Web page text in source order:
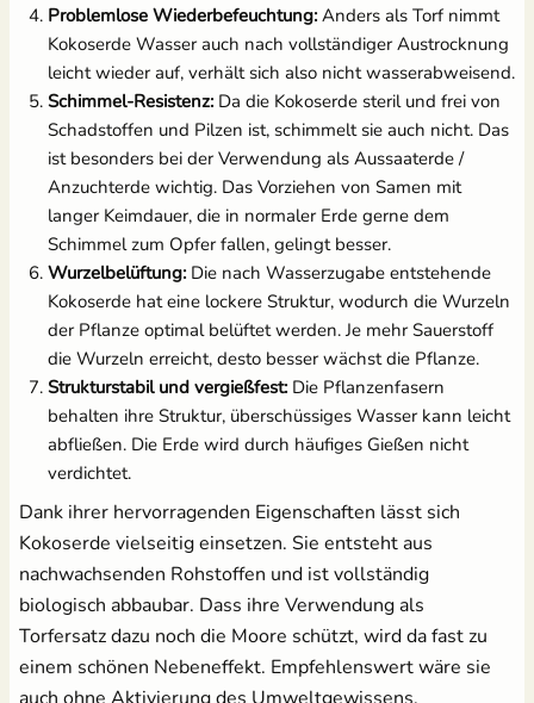
Problemlose Wiederbefeuchtung: Anders als Torf nimmt
Kokoserde Wasser auch nach vollständiger Austrocknung
leicht wieder auf, verhält sich also nicht wasserabweisend.
Schimmel-Resistenz: Da die Kokoserde steril und frei von
Schadstoffen und Pilzen ist, schimmelt sie auch nicht. Das
ist besonders bei der Verwendung als Aussaaterde /
Anzuchterde wichtig. Das Vorziehen von Samen mit
langer Keimdauer, die in normaler Erde gerne dem
Schimmel zum Opfer fallen, gelingt besser.
Wurzelbelüftung: Die nach Wasserzugabe entstehende
Kokoserde hat eine lockere Struktur, wodurch die Wurzeln
der Pflanze optimal belüftet werden. Je mehr Sauerstoff
die Wurzeln erreicht, desto besser wächst die Pflanze.
Strukturstabil und vergießfest: Die Pflanzenfasern
behalten ihre Struktur, überschüssiges Wasser kann leicht
abfließen. Die Erde wird durch häufiges Gießen nicht
verdichtet.
Dank ihrer hervorragenden Eigenschaften lässt sich
Kokoserde vielseitig einsetzen. Sie entsteht aus
nachwachsenden Rohstoffen und ist vollständig
biologisch abbaubar. Dass ihre Verwendung als
Torfersatz dazu noch die Moore schützt, wird da fast zu
einem schönen Nebeneffekt. Empfehlenswert wäre sie